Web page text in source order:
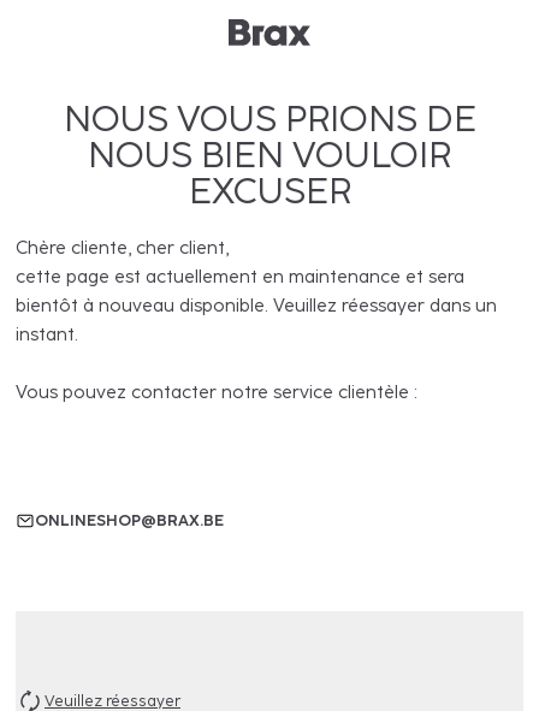
NOUS VOUS PRIONS DE
NOUS BIEN VOULOIR
EXCUSER
Chère cliente, cher client,
cette page est actuellement en maintenance et sera
bientôt à nouveau disponible. Veuillez réessayer dans un
instant.
Vous pouvez contacter notre service clientèle :
ONLINESHOP@BRAX.BE
Veuillez réessayer